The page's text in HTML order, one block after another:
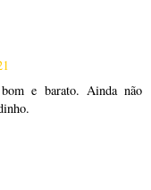
e barato. Ainda não